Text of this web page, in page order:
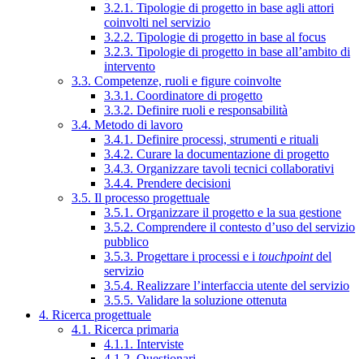
3.2.1. Tipologie di progetto in base agli attori
coinvolti nel servizio
3.2.2. Tipologie di progetto in base al focus
3.2.3. Tipologie di progetto in base all’ambito di
intervento
3.3. Competenze, ruoli e figure coinvolte
3.3.1. Coordinatore di progetto
3.3.2. Definire ruoli e responsabilità
3.4. Metodo di lavoro
3.4.1. Definire processi, strumenti e rituali
3.4.2. Curare la documentazione di progetto
3.4.3. Organizzare tavoli tecnici collaborativi
3.4.4. Prendere decisioni
3.5. Il processo progettuale
3.5.1. Organizzare il progetto e la sua gestione
3.5.2. Comprendere il contesto d’uso del servizio
pubblico
3.5.3. Progettare i processi e i touchpointdel
servizio
3.5.4. Realizzare l’interfaccia utente del servizio
3.5.5. Validare la soluzione ottenuta
4. Ricerca progettuale
4.1. Ricerca primaria
4.1.1. Interviste